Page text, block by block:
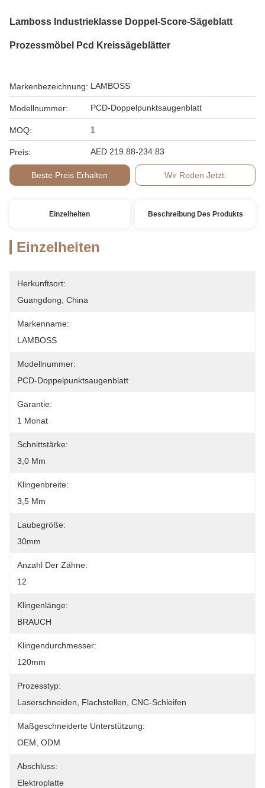
Lamboss Industrieklasse Doppel-Score-Sägeblatt
Prozessmöbel Pcd Kreissägeblätter
Markenbezeichnung: LAMBOSS
Modellnummer: PCD-Doppelpunktsaugenblatt
MOQ: 1
Preis: AED 219.88-234.83
Beste Preis Erhalten Wir Reden Jetzt.
Einzelheiten Beschreibung Des Produkts
Einzelheiten
Herkunftsort:
Guangdong, China
Markenname:
LAMBOSS
Modellnummer:
PCD-Doppelpunktsaugenblatt
Garantie:
1 Monat
Schnittstärke:
3,0 Mm
Klingenbreite:
3,5 Mm
Laubegröße:
30mm
Anzahl Der Zähne:
12
Klingenlänge:
BRAUCH
Klingendurchmesser:
120mm
Prozesstyp:
Laserschneiden, Flachstellen, CNC-Schleifen
Maßgeschneiderte Unterstützung:
OEM, ODM
Abschluss:
Elektroplatte